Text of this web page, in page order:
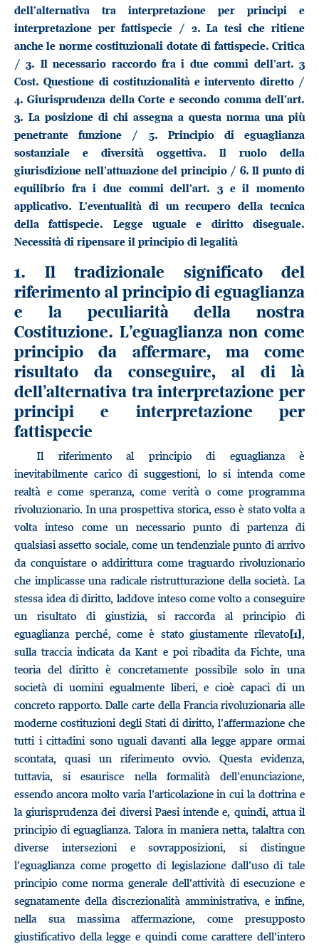
dell’alternativa tra interpretazione per principi e
interpretazione per fattispecie / 2. La tesi che ritiene
anche le norme costituzionali dotate di fattispecie. Critica
/ 3. Il necessario raccordo fra i due commi dell’art. 3
Cost. Questione di costituzionalità e intervento diretto /
4. Giurisprudenza della Corte e secondo comma dell’art.
3. La posizione di chi assegna a questa norma una più
penetrante funzione / 5. Principio di eguaglianza
sostanziale e diversità oggettiva. Il ruolo della
giurisdizione nell’attuazione del principio / 6. Il punto di
equilibrio fra i due commi dell’art. 3 e il momento
applicativo. L’eventualità di un recupero della tecnica
della fattispecie. Legge uguale e diritto diseguale.
Necessità di ripensare il principio di legalità
1. Il tradizionale significato del
riferimento al principio di eguaglianza
e la peculiarità della nostra
Costituzione. L’eguaglianza non come
principio da affermare, ma come
risultato da conseguire, al di là
dell’alternativa tra interpretazione per
principi e interpretazione per
fattispecie
Il riferimento al principio di eguaglianza è
inevitabilmente carico di suggestioni, lo si intenda come
realtà e come speranza, come verità o come programma
rivoluzionario. In una prospettiva storica, esso è stato volta a
volta inteso come un necessario punto di partenza di
qualsiasi assetto sociale, come un tendenziale punto di arrivo
da conquistare o addirittura come traguardo rivoluzionario
che implicasse una radicale ristrutturazione della società. La
stessa idea di diritto, laddove inteso come volto a conseguire
un risultato di giustizia, si raccorda al principio di
eguaglianza perché, come è stato giustamente rilevato[1],
sulla traccia indicata da Kant e poi ribadita da Fichte, una
teoria del diritto è concretamente possibile solo in una
società di uomini egualmente liberi, e cioè capaci di un
concreto rapporto. Dalle carte della Francia rivoluzionaria alle
moderne costituzioni degli Stati di diritto, l’affermazione che
tutti i cittadini sono uguali davanti alla legge appare ormai
scontata, quasi un riferimento ovvio. Questa evidenza,
tuttavia, si esaurisce nella formalità dell’enunciazione,
essendo ancora molto varia l’articolazione in cui la dottrina e
la giurisprudenza dei diversi Paesi intende e, quindi, attua il
principio di eguaglianza. Talora in maniera netta, talaltra con
diverse intersezioni e sovrapposizioni, si distingue
l’eguaglianza come progetto di legislazione dall’uso di tale
principio come norma generale dell’attività di esecuzione e
segnatamente della discrezionalità amministrativa, e infine,
nella sua massima affermazione, come presupposto
giustificativo della legge e quindi come carattere dell’intero